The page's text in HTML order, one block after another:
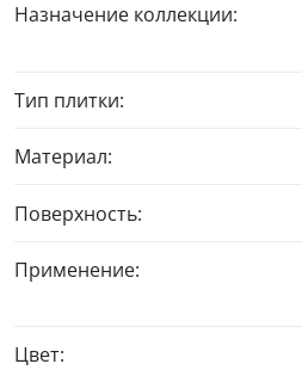
Назначение коллекции:
Тип плитки:
Материал:
Поверхность:
Применение:
Цвет: